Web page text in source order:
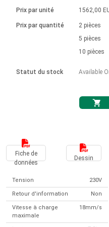
Système d'unité
Solénoïdes
Ø 28-42| 1-1400 rpm | <= 290Ncm
Contrôleur de moteur
Pilotes de moteurs à
continu à balais série
Pilotes de moteur pas à
Synchrone-Asynchrone | pour 1-4
Boîtes de contrôle
Synchrone-Asynchrone | pour 1-4
Français (EUR)
Norsk (NOK)
Suomi (EUR)
Svenska (SEK)
Prix par unité
Prix par quantité
Statut du stock
1562,00
2 pièces
5 pièces
10 pièces
Available
Fiche de
données
Dessin
Tension 230V
Retour d'information Non
Vitesse à charge
maximale
18mm/s